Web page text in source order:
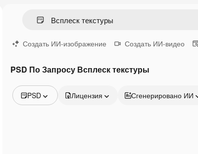
Создать ИИ-изображение Создать ИИ-видео
PSD По Запросу Всплеск текстуры
PSD Лицензия Сгенерировано ИИ